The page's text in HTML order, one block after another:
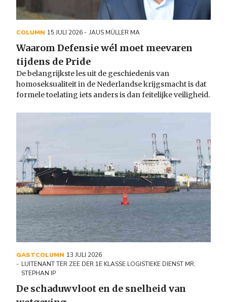
COLUMN 15 JULI 2026 JAUS MÜLLER MA
Waarom Defensie wél moet meevaren
tijdens de Pride
De belangrijkste les uit de geschiedenis van
homoseksualiteit in de Nederlandse krijgsmacht is dat
formele toelating iets anders is dan feitelijke veiligheid.
GASTCOLUMN 13 JULI 2026
LUITENANT TER ZEE DER 1E KLASSE LOGISTIEKE DIENST MR.
STEPHAN IP
De schaduwvloot en de snelheid van